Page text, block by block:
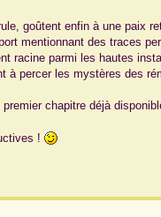
goûtent enfin à une paix
mentionnant des traces
racine parmi les hautes
à percer les mystères des
chapitre déjà
!